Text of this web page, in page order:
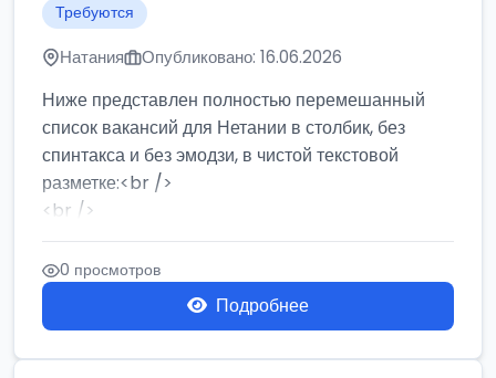
Требуются
Натания Опубликовано: 16.06.2026
Ниже представлен полностью перемешанный
список вакансий для Нетании в столбик, без
спинтакса и без эмодзи, в чистой текстовой
разметке:<br />
<br />
Работа в Нетании на мебельном производстве:
требу...
0 просмотров
Подробнее